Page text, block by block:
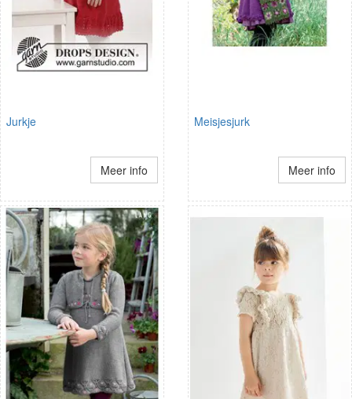
Jurkje
Meer info
Meisjesjurk
Meer info